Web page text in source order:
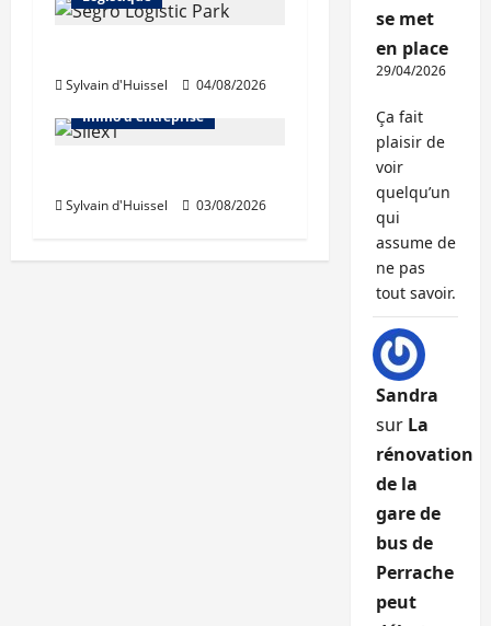
Sylvain d'Huissel 04/08/2026
Abonnés
Bureaux
Immo d'entreprise
Sylvain d'Huissel 03/08/2026
se met
en place
29/04/2026
Ça fait
plaisir de
voir
quelqu’un
qui
assume de
ne pas
tout savoir.
Sandra
sur La
rénovation
de la
gare de
bus de
Perrache
peut